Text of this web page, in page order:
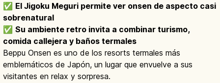
✅ El Jigoku Meguri permite ver onsen de aspecto casi
sobrenatural
✅ Su ambiente retro invita a combinar turismo,
comida callejera y baños termales
Beppu Onsen es uno de los resorts termales más
emblemáticos de Japón, un lugar que envuelve a sus
visitantes en relax y sorpresa.